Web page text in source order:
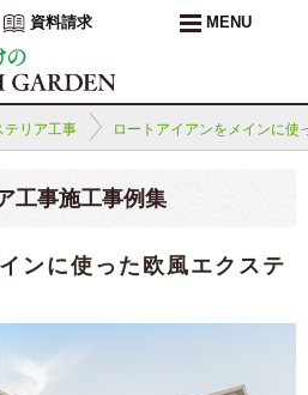
資料請求 MENU
テリア工事 ロートアイアンをメインに
工事施工事例集
ンに使った欧風エクステ